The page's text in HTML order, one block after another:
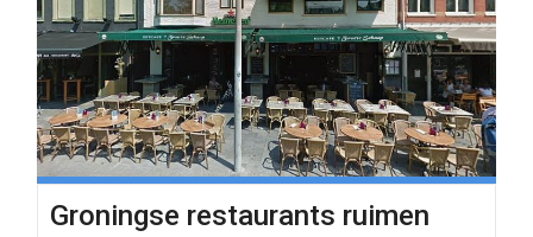
Groningse restaurants ruimen